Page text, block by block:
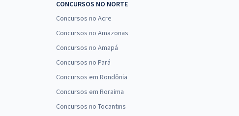
CONCURSOS NO NORTE
Concursos no Acre
Concursos no Amazonas
Concursos no Amapá
Concursos no Pará
Concursos em Rondônia
Concursos em Roraima
Concursos no Tocantins